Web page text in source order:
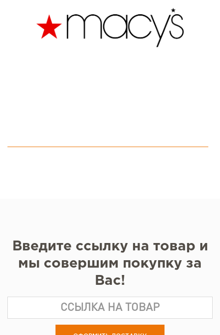
Введите ссылку на товар и
мы совершим покупку за
Вас!